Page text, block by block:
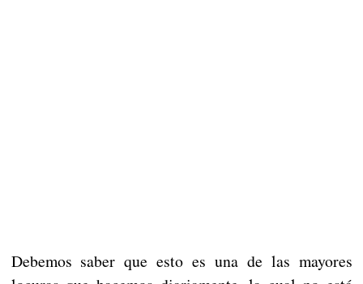
Debemos saber que esto es una de las mayores